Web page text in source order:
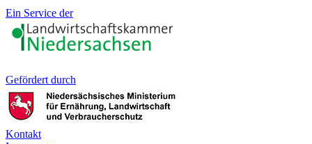
Ein Service der
Gefördert durch
Kontakt